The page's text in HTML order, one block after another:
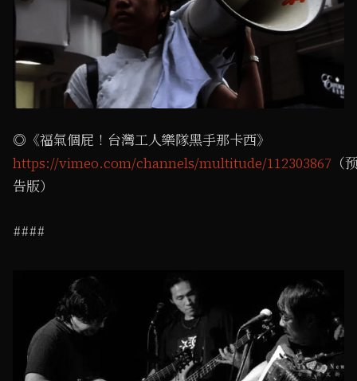
◎《福氣個屁！台灣工人樂隊黑手那卡西》
https://vimeo.com/channels/multitude/112303867 （
告版）
####